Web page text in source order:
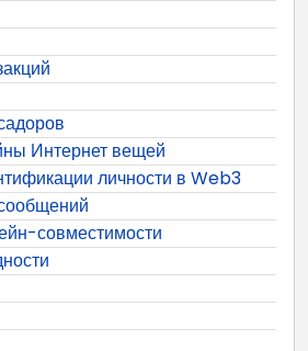
Интернет вещей
личности в Web3
совместимости